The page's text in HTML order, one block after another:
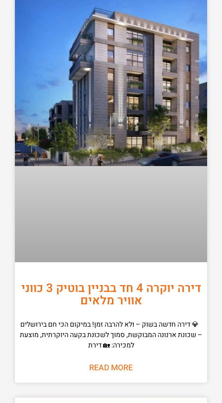
דירה יוקרה 4 חד בבניין בוטיק 3 כווני
אוויר מלאים
💎 דירה חדשה בשוק – ולא להרבה זמן! במיקום הכי חם בירושלים
– שכונת ארנונה המבוקשת, סמוך לשכונת בקעה היוקרתית, מוצעת
למכירה: 🏡 דירת
READ MORE